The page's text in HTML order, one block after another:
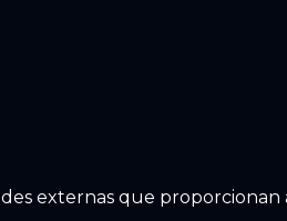
externas que proporcionan